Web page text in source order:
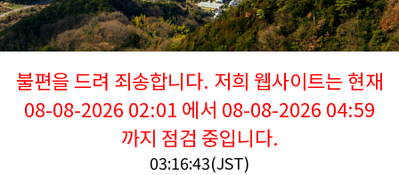
불편을 드려 죄송합니다. 저희 웹사이트는 현재
08-08-2026 02:01 에서 08-08-2026 04:59
까지 점검 중입니다.
03:16:43(JST)